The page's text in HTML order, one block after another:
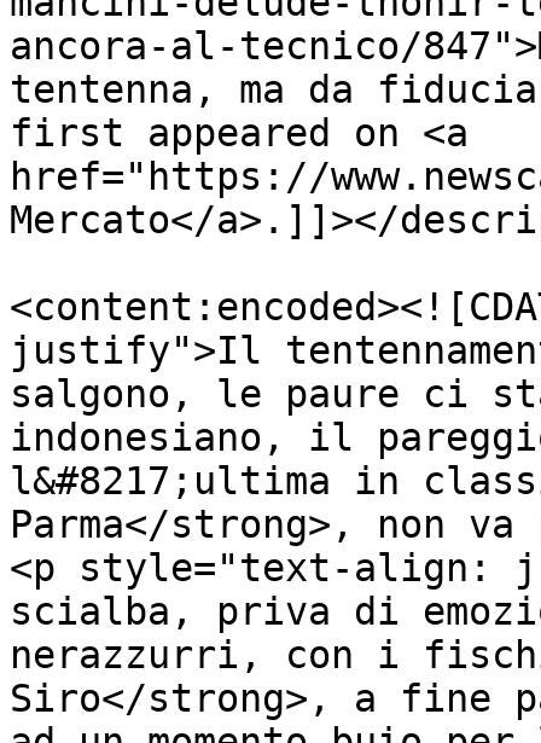
ancora-al-tecnico/
tentenna, ma da
first appeared on <a
href="https://
Mercato</a>.]]></
justify">Il
salgono, le paure ci
indonesiano, il
l&#8217;ultima in
Parma</strong>, non
<p style="text-align:
scialba, priva di
nerazzurri, con i
Siro</strong>, a fine